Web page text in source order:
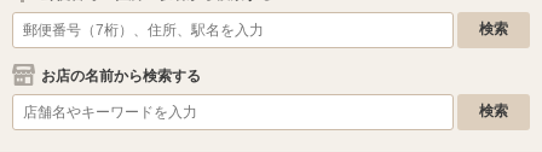
お店の名前から検索する